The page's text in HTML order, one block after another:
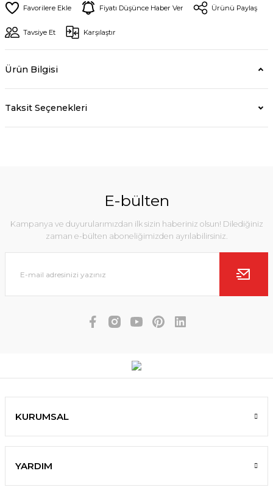
Fiyatı Düşünce Haber Ver Ürünü Paylaş
Tavsiye Et Karşılaştır
Ürün Bilgisi
Taksit Seçenekleri
E-bülten
Kampanya ve duyurularımızdan ilk sizin haberiniz olsun! Dilediğiniz
zaman e-bülten aboneliğimizden ayrılabilirsiniz.
KURUMSAL
YARDIM